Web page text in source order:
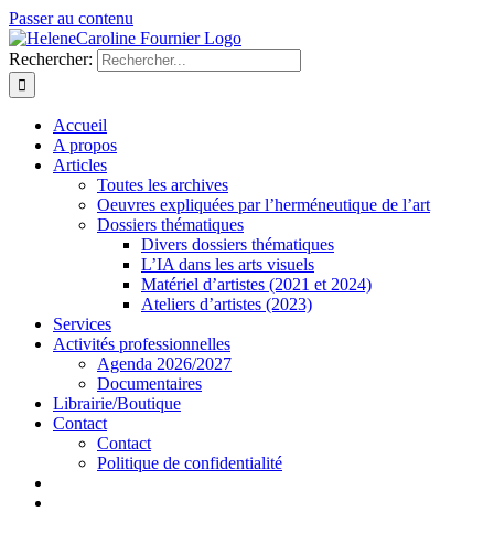
Passer au contenu
Rechercher:
Accueil
A propos
Articles
Toutes les archives
Oeuvres expliquées par l’herméneutique de l’art
Dossiers thématiques
Divers dossiers thématiques
L’IA dans les arts visuels
Matériel d’artistes (2021 et 2024)
Ateliers d’artistes (2023)
Services
Activités professionnelles
Agenda 2026/2027
Documentaires
Librairie/Boutique
Contact
Contact
Politique de confidentialité